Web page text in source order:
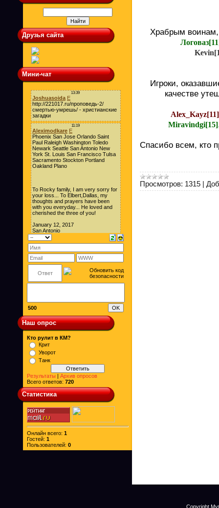
Друзья сайта
Мини-чат
500
Наш опрос
Кто рулит в КМ?
Крит
Уворот
Танк
Результаты | Архив опросов
Всего ответов: 720
Статистика
Онлайн всего: 1
Гостей: 1
Пользователей: 0
Храбрым
Игроки,
качестве
Alex_Kayz[11]
Miravindgi[15]
Спасибо всем, кто
Просмотров: 1315 |
Copyright